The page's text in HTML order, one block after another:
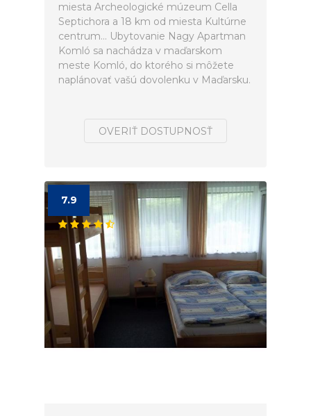
miesta Archeologické múzeum Cella
Septichora a 18 km od miesta Kultúrne
centrum... Ubytovanie Nagy Apartman
Komló sa nachádza v maďarskom
meste Komló, do ktorého si môžete
naplánovať vašú dovolenku v Maďarsku.
OVERIŤ DOSTUPNOSŤ
7.9